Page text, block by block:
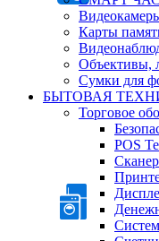
Карты
Объективы,
Сумки для
БЫТОВАЯ
Торговое
POS